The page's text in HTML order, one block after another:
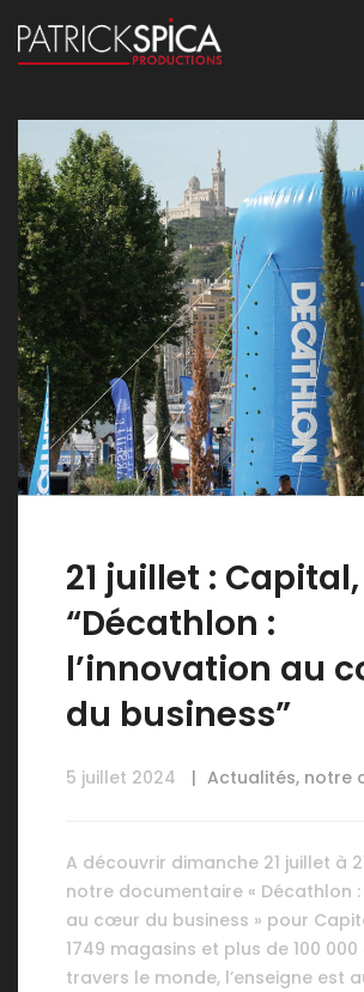
21 juillet :
“Décathlon :
l’innovation au
du business”
5 juillet 2024 Actualités, notre
A découvrir dimanche 21 juillet à
notre documentaire « Décathlon :
au cœur du business » pour
1749 magasins et plus de 100
travers le monde, l’enseigne est